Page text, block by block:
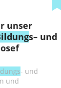
unser
s– und
- und
und